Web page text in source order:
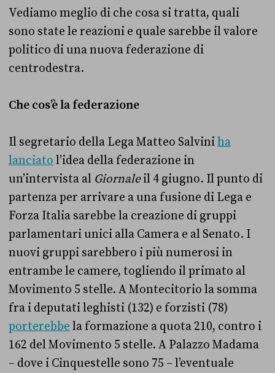
Vediamo meglio di che cosa si tratta, quali
sono state le reazioni e quale sarebbe il valore
politico di una nuova federazione di
centrodestra.
Che cos’è la federazione
Il segretario della Lega Matteo Salviniha
lanciato l’idea della federazione in
un’intervista al Giornaleil 4 giugno. Il punto di
partenza per arrivare a una fusione di Lega e
Forza Italia sarebbe la creazione di gruppi
parlamentari unici alla Camera e al Senato. I
nuovi gruppi sarebbero i più numerosi in
entrambe le camere, togliendo il primato al
Movimento 5 stelle. A Montecitorio la somma
fra i deputati leghisti (132) e forzisti (78)
porterebbe la formazione a quota 210, contro i
162 del Movimento 5 stelle. A Palazzo Madama
– dove i Cinquestelle sono 75 – l’eventuale